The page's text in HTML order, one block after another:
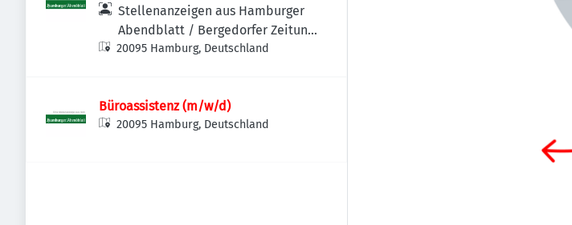
Stellenanzeigen aus Hamburger
Abendblatt / Bergedorfer Zeitung
/ Hamburger Wochenblatt /
20095 Hamburg, Deutschland
Büroassistenz (m/w/d)
20095 Hamburg, Deutschland